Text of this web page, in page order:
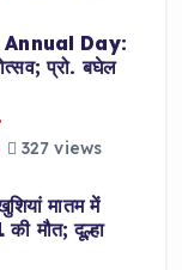
Day:
प्रो. बघेल
327 views
मातम में
की मौत; दूल्हा